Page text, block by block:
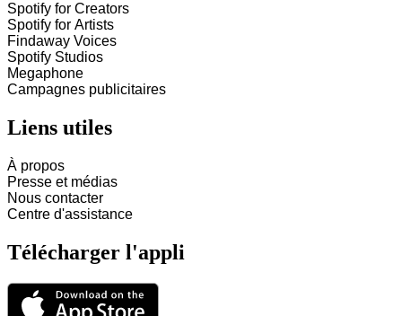
Spotify for Creators
Spotify for Artists
Findaway Voices
Spotify Studios
Megaphone
Campagnes publicitaires
Liens utiles
À propos
Presse et médias
Nous contacter
Centre d'assistance
Télécharger l'appli